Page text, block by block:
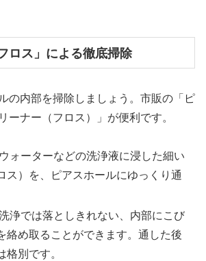
ロス」による徹底掃除
の内部を掃除しましょう。市販の「ピ
ーナー（フロス）」が便利です。
ォーターなどの洗浄液に浸した細い
ス）を、ピアスホールにゆっくり通
浄では落としきれない、内部にこび
絡め取ることができます。通した後
格別です。